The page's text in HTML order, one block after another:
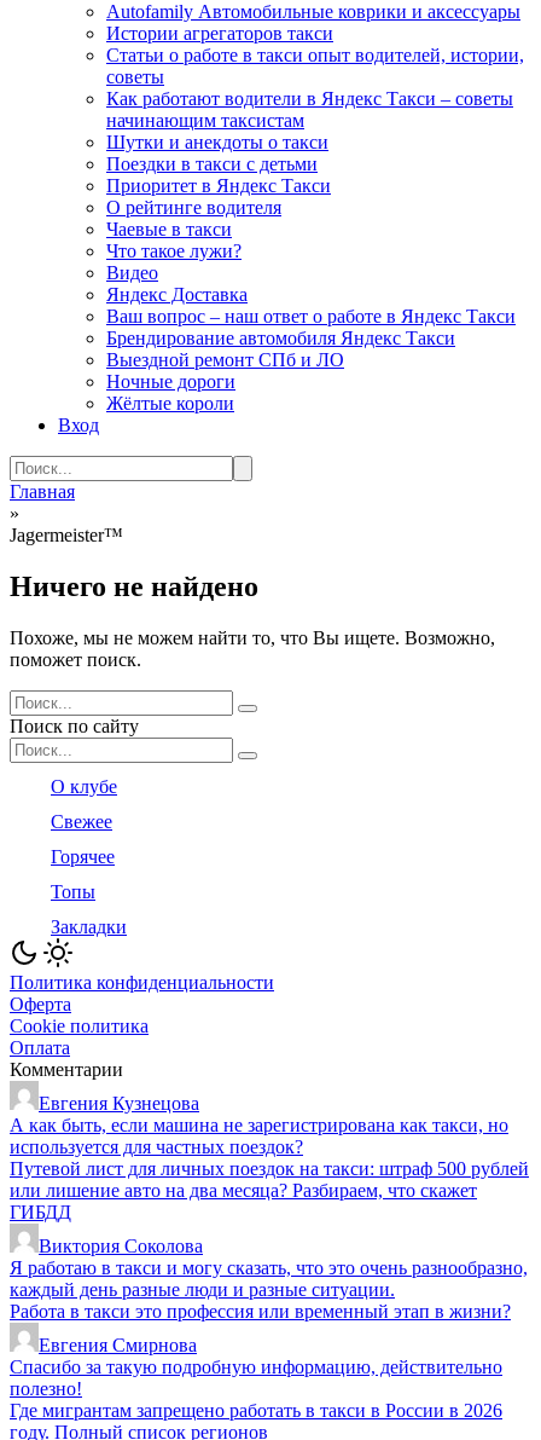
Autofamily Автомобильные коврики и аксессуары
Истории агрегаторов такси
Статьи о работе в такси опыт водителей, истории,
советы
Как работают водители в Яндекс Такси – советы
начинающим таксистам
Шутки и анекдоты о такси
Поездки в такси с детьми
Приоритет в Яндекс Такси
О рейтинге водителя
Чаевые в такси
Что такое лужи?
Видео
Яндекс Доставка
Ваш вопрос – наш ответ о работе в Яндекс Такси
Брендирование автомобиля Яндекс Такси
Выездной ремонт СПб и ЛО
Ночные дороги
Жёлтые короли
Вход
Search
for:
Главная
»
Jagermeister™
Ничего не найдено
Похоже, мы не можем найти то, что Вы ищете. Возможно,
поможет поиск.
Search
for:
Поиск по сайту
Search
for:
О клубе
Свежее
Горячее
Топы
Закладки
Политика конфиденциальности
Оферта
Cookie политика
Оплата
Комментарии
Евгения Кузнецова
А как быть, если машина не зарегистрирована как такси, но
используется для частных поездок?
Путевой лист для личных поездок на такси: штраф 500 рублей
или лишение авто на два месяца? Разбираем, что скажет
ГИБДД
Виктория Соколова
Я работаю в такси и могу сказать, что это очень разнообразно,
каждый день разные люди и разные ситуации.
Работа в такси это профессия или временный этап в жизни?
Евгения Смирнова
Спасибо за такую подробную информацию, действительно
полезно!
Где мигрантам запрещено работать в такси в России в 2026
году. Полный список регионов